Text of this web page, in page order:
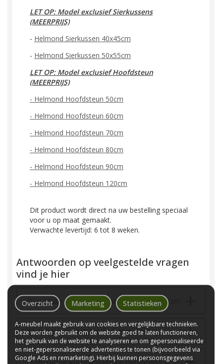
LET OP: Model exclusief Sierkussens
(MEERPRIJS)
- Helmond Sierkussen 40x45cm
- Helmond Sierkussen 50x55cm
LET OP: Model exclusief Hoofdsteun
(MEERPRIJS)
- Helmond Hoofdsteun 50cm
- Helmond Hoofdsteun 60cm
- Helmond Hoofdsteun 70cm
- Helmond Hoofdsteun 80cm
- Helmond Hoofdsteun 90cm
- Helmond Hoofdsteun 120cm
Dit product wordt direct na uw bestelling speciaal
voor u op maat gemaakt.
Verwachte levertijd: 6 tot 8 weken.
Antwoorden op veelgestelde vragen
vind je hier
Waar kan ik jullie woonwinkels bezoeken
Welke garanties biedt A-meubel?
Hoe kan ik klantenservice bereiken?
Overzicht Marketing Statistieken
A-meubel maakt gebruik van cookies en vergelijkbare technieken.
Deze worden gebruikt om de website goed te laten functioneren,
het gebruik van de website te analyseren en om gepersonaliseerde
en niet-gepersonaliseerde advertenties te tonen (bijvoorbeeld via
Google Ads en remarketing). Hierbij kunnen persoonsgegevens